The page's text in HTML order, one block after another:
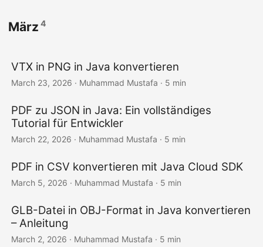
März 4
VTX in PNG in Java konvertieren
March 23, 2026 · Muhammad Mustafa · 5 min
PDF zu JSON in Java: Ein vollständiges
Tutorial für Entwickler
March 22, 2026 · Muhammad Mustafa · 5 min
PDF in CSV konvertieren mit Java Cloud SDK
March 5, 2026 · Muhammad Mustafa · 5 min
GLB-Datei in OBJ-Format in Java konvertieren
– Anleitung
March 2, 2026 · Muhammad Mustafa · 5 min